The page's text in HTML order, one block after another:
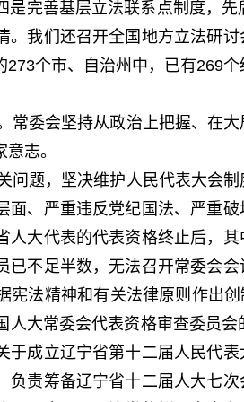
完善基层立法联系点制度，
。我们还召开全国地方立法研
个市、自治州中，已有269
委会坚持从政治上把握、在大
志。
题，坚决维护人民代表大会制
面、严重违反党纪国法、严重
人大代表的代表资格终止后，
已不足半数，无法召开常委会
宪法精神和有关法律原则作出
大常委会代表资格审查委员
于成立辽宁省第十二届人民代
负责筹备辽宁省十二届人大七